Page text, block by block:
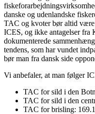
danske og udenlandske
TAC og kvoter bør altid
ICES, og ikke antagelser fra
dokumenterede
tendens, som har vundet
bør man fra dansk side
Vi anbefaler, at man følger
TAC for sild i den
TAC for sild i den
TAC for brisling: